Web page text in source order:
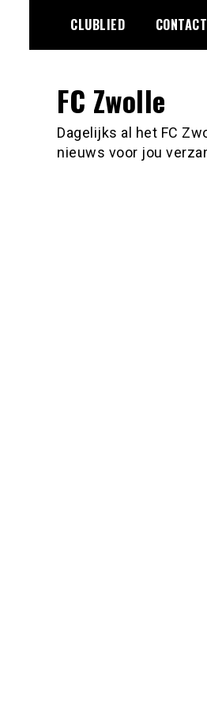
de
CLUBLIED CONTACT
FC Zwolle
Dagelijks al het FC
nieuws voor jou